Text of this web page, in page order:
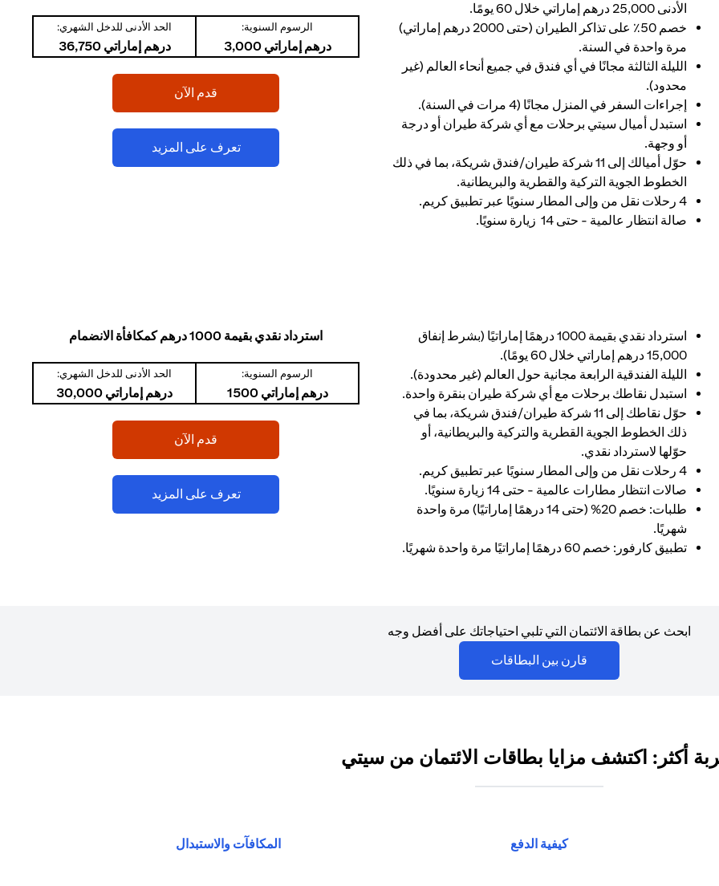
الأدنى 25,000 درهم إماراتي خلال 60 يومًا.
خصم 50٪ على تذاكر الطيران (حتى 2000 درهم إماراتي)
مرة واحدة في السنة.
الليلة الثالثة مجانًا في أي فندق في جميع أنحاء العالم (غير
محدود).
إجراءات السفر في المنزل مجانًا (4 مرات في السنة).
استبدل أميال سيتي برحلات مع أي شركة طيران أو درجة
أو وجهة.
حوّل أميالك إلى 11 شركة طيران/فندق شريكة، بما في ذلك
الخطوط الجوية التركية والقطرية والبريطانية.
4 رحلات نقل من وإلى المطار سنويًا عبر تطبيق كريم.
صالة انتظار عالمية - حتى 14 زيارة سنويًا.
الرسوم السنوية:
درهم إماراتي 3,000
الحد الأدنى للدخل الشهري:
درهم إماراتي 36,750
قدم الآن
تعرف على المزيد
استرداد نقدي بقيمة 1000 درهمًا إماراتيًا (بشرط إنفاق
15,000 درهم إماراتي خلال 60 يومًا).
الليلة الفندقية الرابعة مجانية حول العالم (غير محدودة).
استبدل نقاطك برحلات مع أي شركة طيران بنقرة واحدة.
حوّل نقاطك إلى 11 شركة طيران/فندق شريكة، بما في
ذلك الخطوط الجوية القطرية والتركية والبريطانية، أو
حوّلها لاسترداد نقدي.
4 رحلات نقل من وإلى المطار سنويًا عبر تطبيق كريم.
صالات انتظار مطارات عالمية - حتى 14 زيارة سنويًا.
طلبات: خصم 20% (حتى 14 درهمًا إماراتيًا) مرة واحدة
شهريًا.
تطبيق كارفور: خصم 60 درهمًا إماراتيًا مرة واحدة شهريًا.
استرداد نقدي بقيمة 1000 درهم كمكافأة الانضمام
الرسوم السنوية:
درهم إماراتي 1500
الحد الأدنى للدخل الشهري:
درهم إماراتي 30,000
قدم الآن
تعرف على المزيد
ابحث عن بطاقة الائتمان التي تلبي احتياجاتك على أفضل وجه
قارن بين البطاقات
أكثر: اكتشف مزايا بطاقات الائتمان من سيتي
كيفية الدفع المكافآت والاستبدال